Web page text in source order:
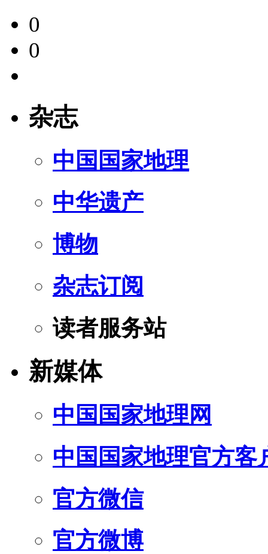
0
0
杂志
中国国家地理
中华遗产
博物
杂志订阅
读者服务站
新媒体
中国国家地理网
中国国家地理官方客
官方微信
官方微博